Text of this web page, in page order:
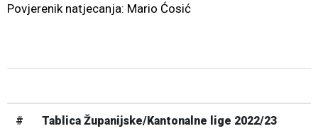
Povjerenik natjecanja: Mario Ćosić
# Tablica Županijske/Kantonalne lige 2022/23